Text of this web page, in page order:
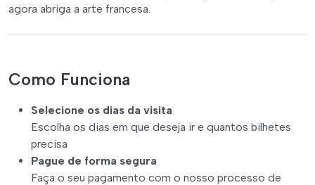
agora abriga a arte francesa.
Como Funciona
Selecione os dias da visita
Escolha os dias em que deseja ir e quantos bilhetes
precisa
Pague de forma segura
Faça o seu pagamento com o nosso processo de